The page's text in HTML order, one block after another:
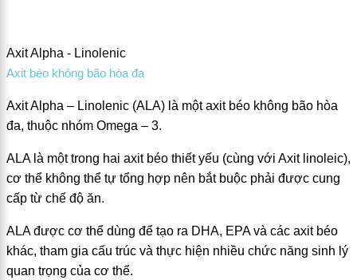
Axit Alpha - Linolenic
Axit béo không bão hòa đa
Axit Alpha – Linolenic (ALA) là một axit béo không bão hòa
đa, thuộc nhóm Omega – 3.
ALA là một trong hai axit béo thiết yếu (cùng với Axit linoleic),
cơ thể không thể tự tổng hợp nên bắt buộc phải được cung
cấp từ chế độ ăn.
ALA được cơ thể dùng để tạo ra DHA, EPA và các axit béo
khác, tham gia cấu trúc và thực hiện nhiều chức năng sinh lý
quan trọng của cơ thể.